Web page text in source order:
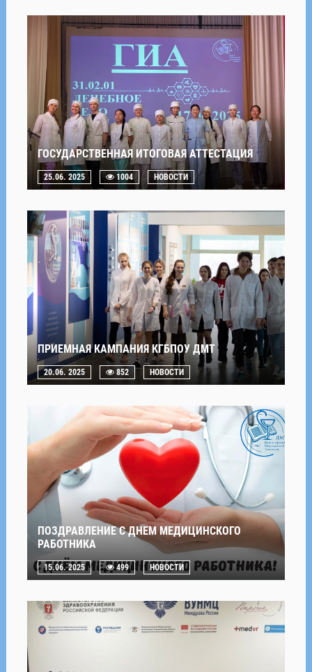
ГОСУДАРСТВЕННАЯ ИТОГОВАЯ АТТЕСТАЦИЯ
25.06. 2025 1004 НОВОСТИ
ПРИЕМНАЯ КАМПАНИЯ КГБПОУ ДМТ
20.06. 2025 852 НОВОСТИ
ПОЗДРАВЛЕНИЕ С ДНЕМ МЕДИЦИНСКОГО
РАБОТНИКА
15.06. 2025 499 НОВОСТИ